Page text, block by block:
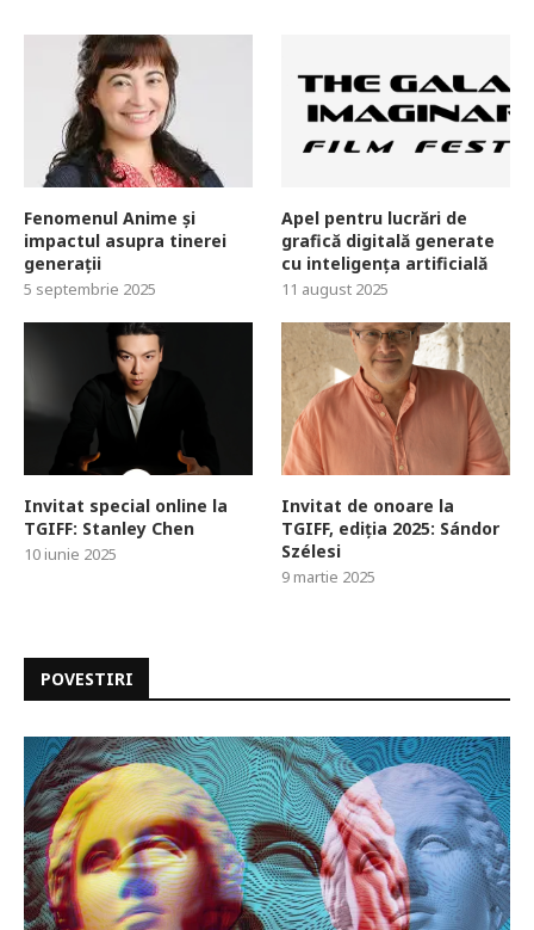
Fenomenul Anime și
impactul asupra tinerei
generații
5 septembrie 2025
Apel pentru lucrări de
grafică digitală generate
cu inteligența artificială
11 august 2025
Invitat special online la
TGIFF: Stanley Chen
10 iunie 2025
Invitat de onoare la
TGIFF, ediția 2025: Sándor
Szélesi
9 martie 2025
POVESTIRI